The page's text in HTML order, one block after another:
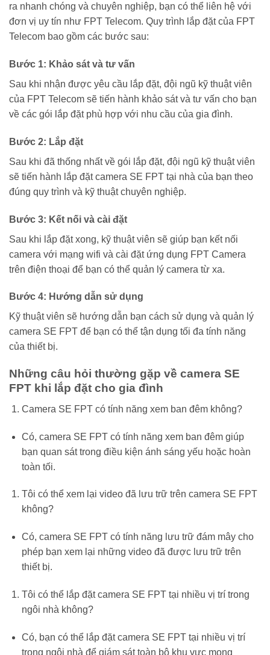
ra nhanh chóng và chuyên nghiệp, bạn có thể liên hệ với
đơn vị uy tín như FPT Telecom. Quy trình lắp đặt của FPT
Telecom bao gồm các bước sau:
Bước 1: Khảo sát và tư vấn
Sau khi nhận được yêu cầu lắp đặt, đội ngũ kỹ thuật viên
của FPT Telecom sẽ tiến hành khảo sát và tư vấn cho bạn
về các gói lắp đặt phù hợp với nhu cầu của gia đình.
Bước 2: Lắp đặt
Sau khi đã thống nhất về gói lắp đặt, đội ngũ kỹ thuật viên
sẽ tiến hành lắp đặt camera SE FPT tại nhà của bạn theo
đúng quy trình và kỹ thuật chuyên nghiệp.
Bước 3: Kết nối và cài đặt
Sau khi lắp đặt xong, kỹ thuật viên sẽ giúp bạn kết nối
camera với mạng wifi và cài đặt ứng dụng FPT Camera
trên điện thoại để bạn có thể quản lý camera từ xa.
Bước 4: Hướng dẫn sử dụng
Kỹ thuật viên sẽ hướng dẫn bạn cách sử dụng và quản lý
camera SE FPT để bạn có thể tận dụng tối đa tính năng
của thiết bị.
Những câu hỏi thường gặp về camera SE
FPT khi lắp đặt cho gia đình
Camera SE FPT có tính năng xem ban đêm không?
Có, camera SE FPT có tính năng xem ban đêm giúp
bạn quan sát trong điều kiện ánh sáng yếu hoặc hoàn
toàn tối.
Tôi có thể xem lại video đã lưu trữ trên camera SE FPT
không?
Có, camera SE FPT có tính năng lưu trữ đám mây cho
phép bạn xem lại những video đã được lưu trữ trên
thiết bị.
Tôi có thể lắp đặt camera SE FPT tại nhiều vị trí trong
ngôi nhà không?
Có, bạn có thể lắp đặt camera SE FPT tại nhiều vị trí
trong ngôi nhà để giám sát toàn bộ khu vực mong